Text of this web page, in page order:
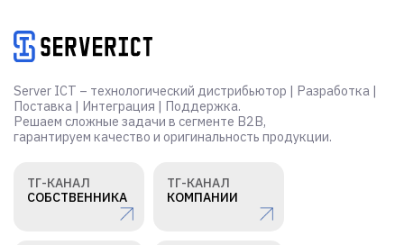
Server ICT – технологический дистрибьютор | Разработка |
Поставка | Интеграция | Поддержка.
Решаем сложные задачи в сегменте B2B,
гарантируем качество и оригинальность продукции.
ТГ-КАНАЛ
СОБСТВЕННИКА
ТГ-КАНАЛ
КОМПАНИИ